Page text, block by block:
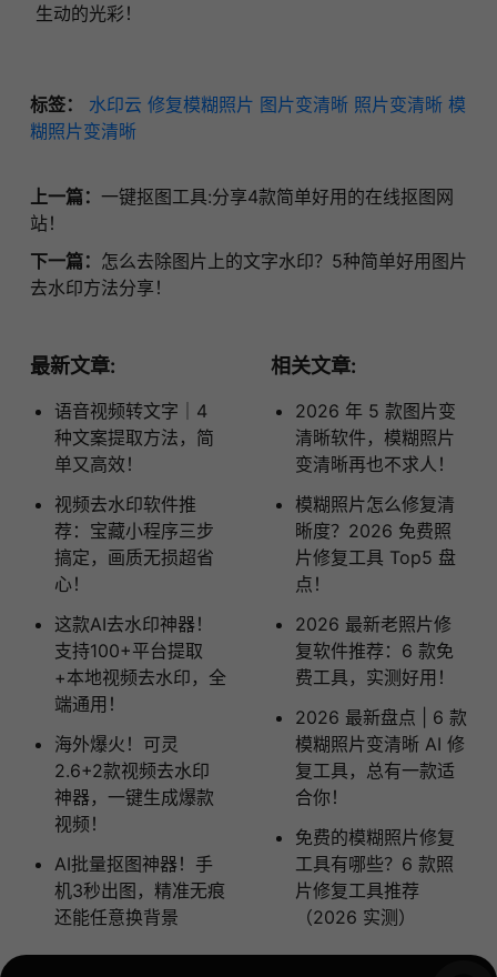
生动的光彩！
标签： 水印云 修复模糊照片 图片变清晰 照片变清晰 模
糊照片变清晰
上一篇： 一键抠图工具:分享4款简单好用的在线抠图网
站！
下一篇： 怎么去除图片上的文字水印？5种简单好用图片
去水印方法分享！
最新文章:
语音视频转文字｜4
种文案提取方法，简
单又高效！
视频去水印软件推
荐：宝藏小程序三步
搞定，画质无损超省
心！
这款AI去水印神器！
支持100+平台提取
+本地视频去水印，全
端通用！
海外爆火！可灵
2.6+2款视频去水印
神器，一键生成爆款
视频！
AI批量抠图神器！手
机3秒出图，精准无痕
还能任意换背景
相关文章:
2026 年 5 款图片变
清晰软件，模糊照片
变清晰再也不求人！
模糊照片怎么修复清
晰度？2026 免费照
片修复工具 Top5 盘
点！
2026 最新老照片修
复软件推荐：6 款免
费工具，实测好用！
2026 最新盘点 | 6 款
模糊照片变清晰 AI 修
复工具，总有一款适
合你！
免费的模糊照片修复
工具有哪些？6 款照
片修复工具推荐
（2026 实测）